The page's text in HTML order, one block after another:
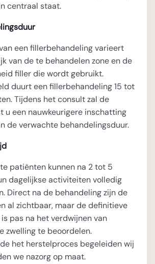
centraal staat.
een fillerbehandeling varieert
van de te behandelen zone en de
filler die wordt gebruikt.
duurt een fillerbehandeling 15 tot
Tijdens het consult zal de
u een nauwkeurigere inschatting
de verwachte behandelingsduur.
patiënten kunnen na 2 tot 5
dagelijkse activiteiten volledig
Direct na de behandeling zijn de
al zichtbaar, maar de definitieve
pas na het verdwijnen van
zwelling te beoordelen.
het herstelproces begeleiden wij
we nazorg op maat.